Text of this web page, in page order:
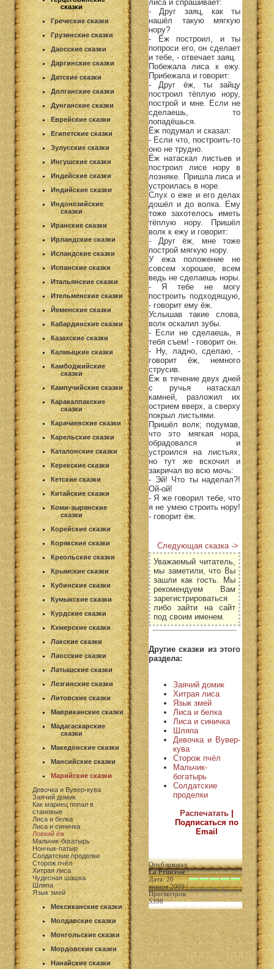
сказки
Греческие сказки
Грузинские сказки
Даосские сказки
Даргинские сказки
Датские сказки
Долганские сказки
Дунганские сказки
Еврейские сказки
Египетские сказки
Зулусские сказки
Ингушские сказки
Индейские сказки
Индийские сказки
Индонезийские
сказки
Иранские сказки
Ирландские сказки
Исландские сказки
Испанские сказки
Итальянские сказки
Ительменские сказки
Йеменские сказки
Кабардинские сказки
Казахские сказки
Калмыцкие сказки
Камбоджийские
сказки
Кампучийские сказки
Каракалпакские
сказки
Карачаевские сказки
Карельские сказки
Каталонские сказки
Керекские сказки
Кетские сказки
Китайские сказки
Коми-зырянские
сказки
Корейские сказки
Корякские сказки
Креольские сказки
Крымские сказки
Кубинские сказки
Кумыкские сказки
Курдские сказки
Кхмерские сказки
Лакские сказки
Лаосские сказки
Латышские сказки
Лезгинские сказки
Литовские сказки
Мавриканские сказки
Мадагаскарские
сказки
Македонские сказки
Мансийские сказки
Марийские сказки
Девочка и Вувер-кува
Заячий домик
Как мариец попал в
становые
Лиса и белка
Лиса и синичка
Ловкий ёж
Мальчик-богатырь
Нончык-патыр
Солдатские проделки
Сторож пчёл
Хитрая лиса
Чудесная шашка
Шляпа
Язык змей
Мексиканские сказки
Молдавские сказки
Монгольские сказки
Мордовские сказки
Нанайские сказки
лиса и спрашивает:
- Друг заяц, как ты
нашёл такую мягкую
нору?
- Ёж построил, и ты
попроси его, он сделает
и тебе, - отвечает заяц.
Побежала лиса к ежу.
Прибежала и говорит:
- Друг ёж, ты зайцу
построил тёплую нору,
построй и мне. Если не
сделаешь, то
попадёшься.
Ёж подумал и сказал:
- Если что, построить-то
оно не трудно.
Ёж натаскал листьев и
построил лисе нору в
лозняке. Пришла лиса и
устроилась в норе.
Слух о еже и его делах
дошёл и до волка. Ему
тоже захотелось иметь
тёплую нору. Пришёл
волк к ежу и говорит:
- Друг ёж, мне тоже
построй мягкую нору.
У ежа положение не
совсем хорошее, всем
ведь не сделаешь норы.
- Я тебе не могу
построить подходящую,
- говорит ему ёж.
Услышав такие слова,
волк оскалил зубы.
- Если не сделаешь, я
тебя съем! - говорит он.
- Ну, ладно, сделаю, -
говорит ёж, немного
струсив.
Ёж в течение двух дней
с ручья натаскал
камней, разложил их
острием вверх, а сверху
покрыл листьями.
Пришёл волк; подумав,
что это мягкая нора,
обрадовался и
устроился на листьях,
но тут же вскочил и
закричал во всю мочь:
- Эй! Что ты наделал?!
Ой-ой!
- Я же говорил тебе, что
я не умею строить нору!
- говорит ёж.
Следующая сказка ->
Уважаемый читатель,
мы заметили, что Вы
зашли как гость. Мы
рекомендуем Вам
зарегистрироваться
либо зайти на сайт
под своим именем.
Другие сказки из этого
раздела:
Заячий домик
Хитрая лиса
Язык змей
Лиса и белка
Лиса и синичка
Шляпа
Девочка и Вувер-
кува
Сторож пчёл
Мальчик-
богатырь
Солдатские
проделки
Распечатать
Подписаться по
Email
Опубликовал:
La Princesse|
Дата: 20
января 2009 |
Просмотров:
5398
(голосов: 4)